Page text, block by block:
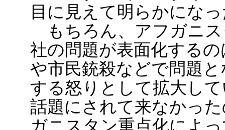
目に見えて明らかにな
もちろん、アフガニス
社の問題が表面化する
や市民銃殺などで問題
する怒りとして拡大し
話題にされて来なかっ
ガニスタン重点化によ